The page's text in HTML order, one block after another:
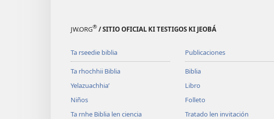
JW.ORG® / SITIO OFICIAL KI TESTIGOS KI JEOBÁ
Ta rseedie biblia
Ta rhochhii Biblia
Yelazuachhia’
Niños
Ta rnhe Biblia len ciencia
Publicaciones
Biblia
Libro
Folleto
Tratado len invitación